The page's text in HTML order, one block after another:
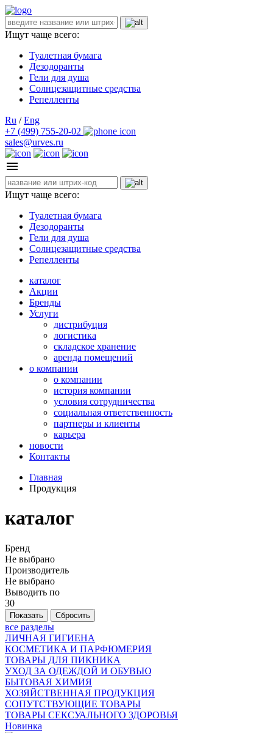
Ищут чаще всего:
Туалетная бумага
Дезодоранты
Гели для душа
Солнцезащитные средства
Репелленты
Ru / Eng
+7 (499) 755-20-02
sales@urves.ru
Ищут чаще всего:
Туалетная бумага
Дезодоранты
Гели для душа
Солнцезащитные средства
Репелленты
каталог
Акции
Бренды
Услуги
дистрибуция
логистика
складское хранение
аренда помещений
о компании
о компании
история компании
условия сотрудничества
социальная ответственность
партнеры и клиенты
карьера
новости
Контакты
Главная
Продукция
каталог
Бренд
Не выбрано
Производитель
Не выбрано
Выводить по
30
все разделы
ЛИЧНАЯ ГИГИЕНА
КОСМЕТИКА И ПАРФЮМЕРИЯ
ТОВАРЫ ДЛЯ ПИКНИКА
УХОД ЗА ОДЕЖДОЙ И ОБУВЬЮ
БЫТОВАЯ ХИМИЯ
ХОЗЯЙСТВЕННАЯ ПРОДУКЦИЯ
СОПУТСТВУЮЩИЕ ТОВАРЫ
ТОВАРЫ СЕКСУАЛЬНОГО ЗДОРОВЬЯ
Новинка